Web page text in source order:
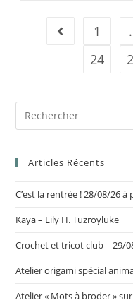
1
24
Articles Récents
C’est la rentrée ! 28/08/26 à
Kaya – Lily H. Tuzroyluke
Crochet et tricot club – 29/
Atelier origami spécial
Atelier « Mots à broder »